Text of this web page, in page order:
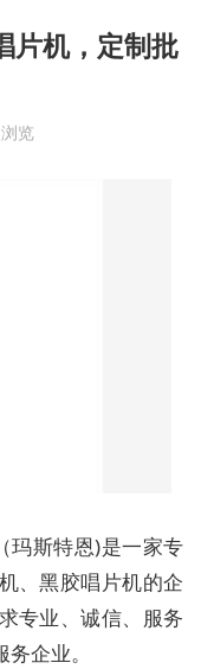
片机，定制批
览
玛斯特恩)是一家专
、黑胶唱片机的企
专业、诚信、服务
企业。